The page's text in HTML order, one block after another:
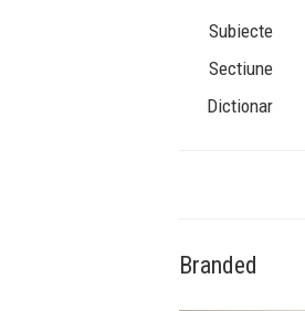
Subiecte
Sectiune
Dictionar
Branded